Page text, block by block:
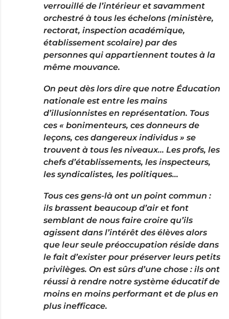
verrouillé de l’intérieur et savamment
orchestré à tous les échelons (ministère,
rectorat, inspection académique,
établissement scolaire) par des
personnes qui appartiennent toutes à la
même mouvance.
On peut dès lors dire que notre Éducation
nationale est entre les mains
d’illusionnistes en représentation. Tous
ces « bonimenteurs, ces donneurs de
leçons, ces dangereux individus » se
trouvent à tous les niveaux… Les profs, les
chefs d’établissements, les inspecteurs,
les syndicalistes, les politiques…
Tous ces gens-là ont un point commun :
ils brassent beaucoup d’air et font
semblant de nous faire croire qu’ils
agissent dans l’intérêt des élèves alors
que leur seule préoccupation réside dans
le fait d’exister pour préserver leurs petits
privilèges. On est sûrs d’une chose : ils ont
réussi à rendre notre système éducatif de
moins en moins performant et de plus en
plus inefficace.